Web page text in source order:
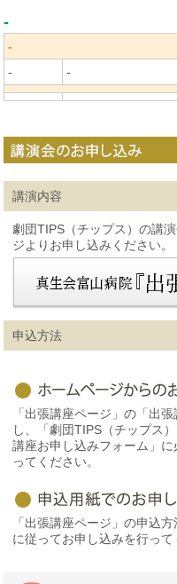
-
-
-
-
講演内容
劇団TIPS（チップス）の講
ジよりお申し込みください。
申込方法
「出張講座ページ」の「出
し、「劇団TIPS（チップス
講座お申し込みフォーム」
ってください。
「出張講座ページ」の申込
に従ってお申し込みを行って